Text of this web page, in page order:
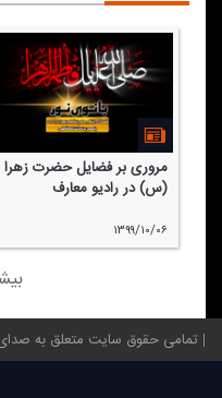
مروری بر فضایل حضرت زهرا
(س) در رادیو معارف
۱۳۹۹/۱۰/۰۶
تمامی حقوق سایت متعلق به